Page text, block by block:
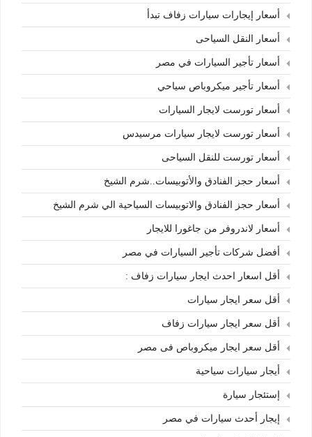
أسعار إيجارات سيارات زفاف تبدأ
أسعار النقل السياحى
أسعار تأجير السيارات في مصر
أسعار تأجير ميكروباص سياحي
أسعار تورست لايجار السيارات
أسعار تورست لايجار سيارات مرسيدس
أسعار تورست للنقل السياحى
أسعار حجز الفنادق والأتوبيسات..شرم الشيخ
أسعار حجز الفنادق والاتوبيسات السياحية الي شرم الشيخ
أسعار لاندروفر من جاغورا للايجار
أفضل شركات تأجير السيارات في مصر
أقل اسعار احدث ايجار سيارات زفاف :
أقل سعر ايجار سيارات
أقل سعر ايجار سيارات زفاف
أقل سعر ايجار ميكروباص فى مصر
أيجار سيارات سياحية
إستئجار سيارة
إيجار أحدث سيارات في مصر